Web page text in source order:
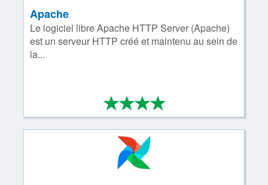
Apache
Le logiciel libre Apache HTTP Server (Apache)
est un serveur HTTP créé et maintenu au sein de
la...
****
4/4